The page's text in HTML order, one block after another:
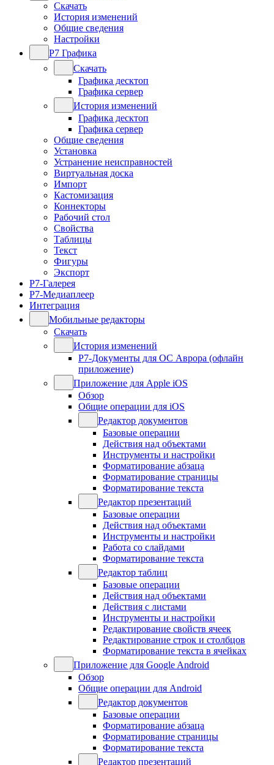
Скачать
История изменений
Общие сведения
Настройки
Р7 Графика
Скачать
Графика десктоп
Графика сервер
История изменений
Графика десктоп
Графика сервер
Общие сведения
Установка
Устранение неисправностей
Виртуальная доска
Импорт
Кастомизация
Коннекторы
Рабочий стол
Свойства
Таблицы
Текст
Фигуры
Экспорт
Р7-Галерея
Р7-Медиаплеер
Интеграция
Мобильные редакторы
Скачать
История изменений
Р7-Документы для ОС Аврора (офлайн
приложение)
Приложение для Apple iOS
Обзор
Общие операции для iOS
Редактор документов
Базовые операции
Действия над объектами
Инструменты и настройки
Форматирование абзаца
Форматирование страницы
Форматирование текста
Редактор презентаций
Базовые операции
Действия над объектами
Инструменты и настройки
Работа со слайдами
Форматирование текста
Редактор таблиц
Базовые операции
Действия над объектами
Действия с листами
Инструменты и настройки
Редактирование свойств ячеек
Редактирование строк и столбцов
Форматирование текста в ячейках
Приложение для Google Android
Обзор
Общие операции для Android
Редактор документов
Базовые операции
Форматирование абзаца
Форматирование страницы
Форматирование текста
Редактор презентаций